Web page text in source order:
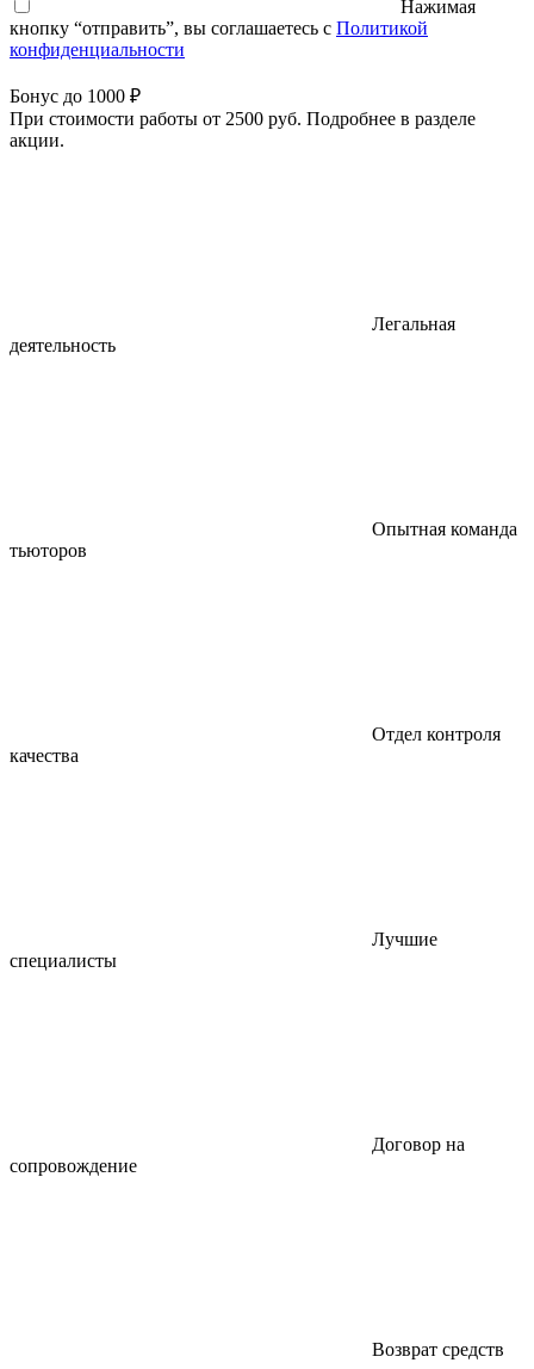
Нажимая
кнопку “отправить”, вы соглашаетесь с Политикой
конфиденциальности
Бонус до 1000 ₽
При стоимости работы от 2500 руб. Подробнее в разделе
акции.
Легальная
деятельность
Опытная команда
тьюторов
Отдел контроля
качества
Лучшие
специалисты
Договор на
сопровождение
Возврат средств